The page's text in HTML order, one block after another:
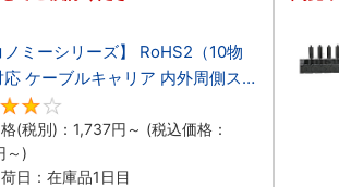
ノミーシリーズ】 RoHS2（10物
ケーブルキャリア 内外周側ス
閉タイプ
(税別)： 1,737円 ～ (税込価格：
～)
日：在庫品1日目